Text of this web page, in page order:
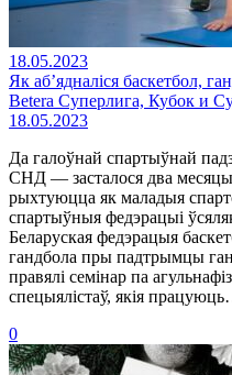
18.05.2023
Як аб’ядналіся баскетбол,
Betera Суперлига, Кубок и
18.05.2023
Да галоўнай спартыўнай
СНД — засталося два
рыхтуюцца як маладыя
спартыўныя федэрацыі
Беларуская федэрацыя
гандбола пры падтрымцы
правялі семінар па
спецыялістаў, якія
0